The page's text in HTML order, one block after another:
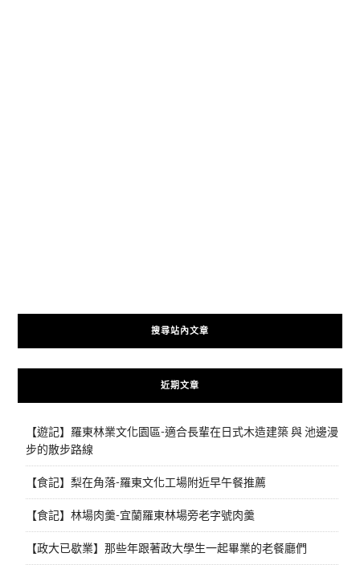
搜尋站內文章
近期文章
【遊記】羅東林業文化園區-適合長輩在日式木造建築 與 池邊漫
步的散步路線
【食記】梨在角落-羅東文化工場附近早午餐推薦
【食記】林場肉羹-宜蘭羅東林場旁老字號肉羹
【政大已歇業】那些年跟著政大學生一起畢業的老餐廳們